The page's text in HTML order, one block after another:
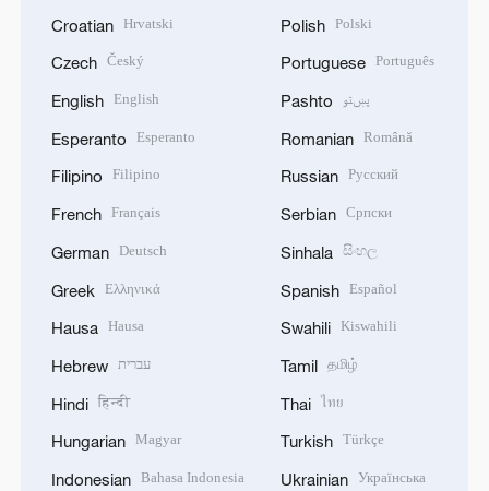
Croatian Hrvatski
Czech Český
English English
Esperanto Esperanto
Filipino Filipino
French Français
German Deutsch
Greek Ελληνικά
Hausa Hausa
Hebrew עברית
Hindi हिन्दी
Hungarian Magyar
Indonesian Bahasa Indonesia
Polish Polski
Portuguese Português
Pashto پښتو
Romanian Română
Russian Русский
Serbian Српски
Sinhala සිංහල
Spanish Español
Swahili Kiswahili
Tamil தமிழ்
Thai ไทย
Turkish Türkçe
Ukrainian Українська